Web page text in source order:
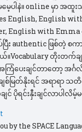
ပါနဲ။ online မှာ အထူးသ
English, English
English with
ပြီး authentic ဖြစ်တဲ့
။Vocabulary တိုးတက်
ကြံပေးချင်တာတော့ အင်္
ချစ်မြတ်နိုးရင် အရာရာ သ
ျင် ပိုရင်းနှီးချင်လာပါလိမ့်
by the SPACE